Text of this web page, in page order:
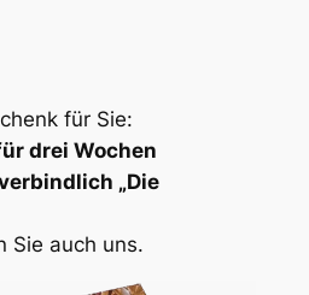
für Sie:
drei Wochen
„Die
Sie auch uns.